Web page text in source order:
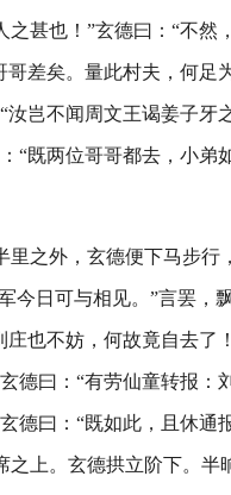
甚也！”玄德曰：“不然
差矣。量此村夫，何足
岂不闻周文王谒姜子牙
“既两位哥哥都去，小弟
之外，玄德便下马步行
今日可与相见。”言罢，
也不妨，何故竟自去了
德曰：“有劳仙童转报：
德曰：“既如此，且休通
上。玄德拱立阶下。半